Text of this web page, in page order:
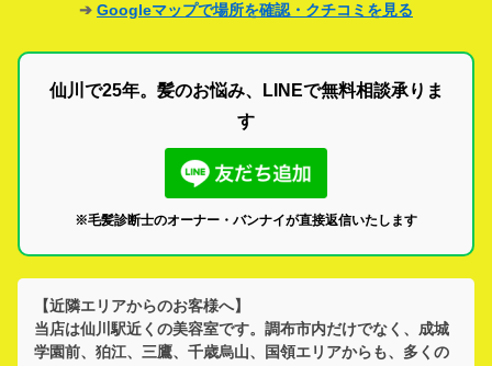
➔ Googleマップで場所を確認・クチコミを見る
仙川で25年。髪のお悩み、LINEで無料相談承りま
す
※毛髪診断士のオーナー・バンナイが直接返信いたします
【近隣エリアからのお客様へ】
当店は仙川駅近くの美容室です。 調布市内だけでなく、 成城
学園前、狛江、三鷹、千歳烏山、国領エリアからも、多くの